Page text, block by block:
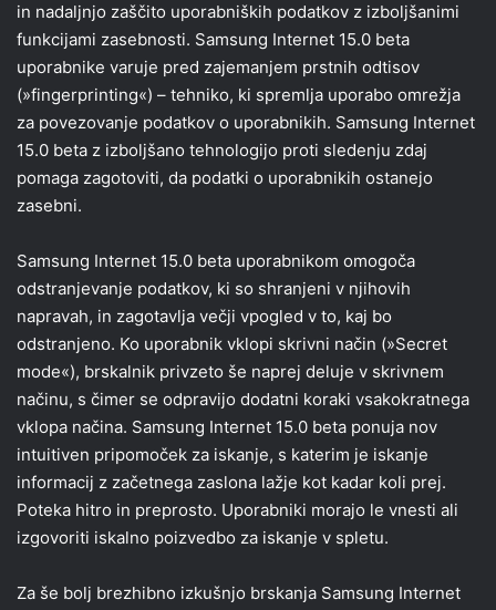
in nadaljnjo zaščito uporabniških podatkov z izboljšanimi
funkcijami zasebnosti. Samsung Internet 15.0 beta
uporabnike varuje pred zajemanjem prstnih odtisov
(»fingerprinting«) – tehniko, ki spremlja uporabo omrežja
za povezovanje podatkov o uporabnikih. Samsung Internet
15.0 beta z izboljšano tehnologijo proti sledenju zdaj
pomaga zagotoviti, da podatki o uporabnikih ostanejo
zasebni.
Samsung Internet 15.0 beta uporabnikom omogoča
odstranjevanje podatkov, ki so shranjeni v njihovih
napravah, in zagotavlja večji vpogled v to, kaj bo
odstranjeno. Ko uporabnik vklopi skrivni način (»Secret
mode«), brskalnik privzeto še naprej deluje v skrivnem
načinu, s čimer se odpravijo dodatni koraki vsakokratnega
vklopa načina. Samsung Internet 15.0 beta ponuja nov
intuitiven pripomoček za iskanje, s katerim je iskanje
informacij z začetnega zaslona lažje kot kadar koli prej.
Poteka hitro in preprosto. Uporabniki morajo le vnesti ali
izgovoriti iskalno poizvedbo za iskanje v spletu.
Za še bolj brezhibno izkušnjo brskanja Samsung Internet